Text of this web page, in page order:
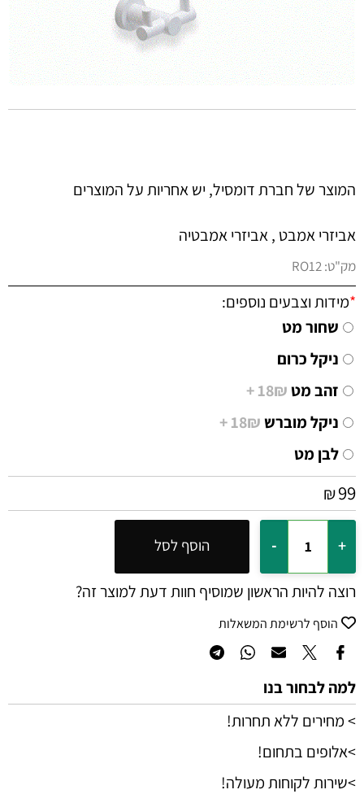
המוצר של חברת דומסיל, יש אחריות על המוצרים
אביזרי אמבט , אביזרי אמבטיה
מק"ט:RO12
*מידות וצבעים נוספים:
שחור מט
ניקל כרום
זהב מט18₪ +
ניקל מוברש 18₪ +
לבן מט
₪99
הוסף לסל
רוצה להיות הראשון שמוסיף חוות דעת למוצר זה?
הוסף לרשימת המשאלות
למה לבחור בנו
> מחירים ללא תחרות!
>אלופים בתחום!
>שירות לקוחות מעולה!